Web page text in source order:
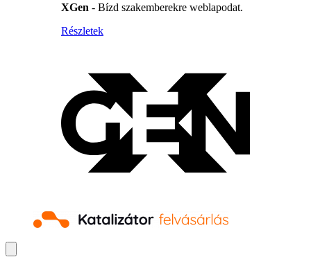
XGen - Bízd szakemberekre weblapodat.
Részletek